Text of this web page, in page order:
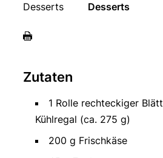
Desserts Desserts
Zutaten
1 Rolle rechteckiger
Kühlregal (ca. 275 g)
200 g Frischkäse